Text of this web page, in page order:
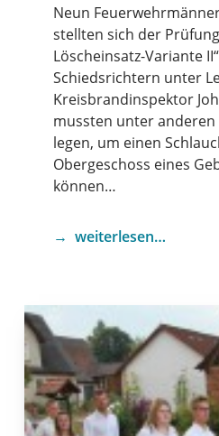
Neun
stellten sich der
Löscheinsatz-Variante
Schiedsrichtern unter
Kreisbrandinspektor
mussten unter anderen
legen, um einen
Obergeschoss eines
können…
weiterlesen…